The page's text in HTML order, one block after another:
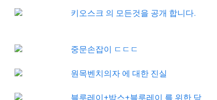
키오스크 의 모든것을 공개 합니다.
중문손잡이 ㄷㄷㄷ
원목벤치의자 에 대한 진실
블루레이+박스+블루레이 를 위한 당